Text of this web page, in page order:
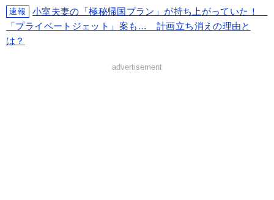
速報
小室夫妻の「極秘帰国プラン」が持ち上がっていた！
「プライベートジェット」案も… 計画立ち消えの理由と
は？
advertisement